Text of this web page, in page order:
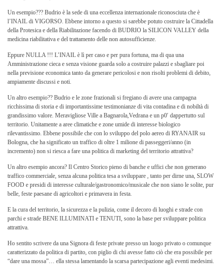
Un esempio??? Budrio è la sede di una eccellenza internazionale riconosciuta che è
l’INAIL di VIGORSO. Ebbene intorno a questo si sarebbe potuto costruire la Cittadella
della Protesica e della Riabilitazione facendo di BUDRIO la SILICON VALLEY della
medicina riabilitativa e del trattamento delle non autosufficienze.
Eppure NULLA !!! L’INAIL è lì per caso e per pura fortuna, ma di qua una
Amministrazione cieca e senza visione guarda solo a costruire palazzi e sbagliare poi
nella previsione economica tanto da generare pericolosi e non risolti problemi di debito,
ampiamente discussi e noti.
Un altro esempio?? Budrio e le zone frazionali si fregiano di avere una campagna
ricchissima di storia e di importantissime testimonianze di vita contadina e di nobiltà di
grandissimo valore. Meravigliose Ville a Bagnarola,Vedrana e un p0′ dappertutto sul
territorio. Unitamente a aree climatiche e zone umide di interesse biologico
rilevantissimo. Ebbene possibile che con lo sviluppo del polo aereo di RYANAIR su
Bologna, che ha significato un traffico di oltre 1 milione di passeggeri/anno (in
incremento) non si riesca a fare una politica di marketing del territorio attrattiva?
Un altro esempio ancora? Il Centro Storico pieno di banche e uffici che non generano
traffico commerciale, senza alcuna politica tesa a sviluppare , tanto per dirne una, SLOW
FOOD e presidi di interesse culturale/gastronomico/musicale che non siano le solite, pur
belle, feste paesane di agricoltori e primavera in festa.
E la cura del territorio, la sicurezza e la pulizia, come il decoro di luoghi e strade con
parchi e strade BENE ILLUMINATI e TENUTI, sono la base per sviluppare politica
attrattiva.
Ho sentito scrivere da una Signora di feste private presso un luogo privato o comunque
caratterizzato da politica di partito, con piglio di chi avesse fatto ciò che era possibile per
“dare una mossa”… ella stessa lamentando la scarsa partecipazione agli eventi medesimi.